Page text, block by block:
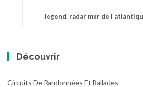
legend, radar mur de l atlantiqu
Découvrir
Circuits De Randonnées Et Ballades